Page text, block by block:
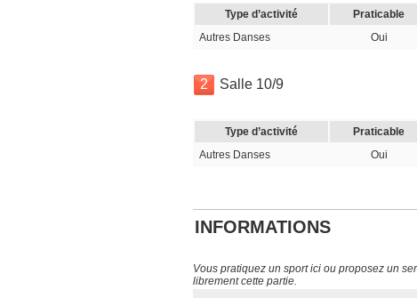
Type d’activité Praticable
Autres Danses
Oui
2 Salle 10/9
Type d’activité Praticable
Autres Danses
Oui
INFORMATIONS
Vous pratiquez un sport ici ou proposez un
librement cette partie.